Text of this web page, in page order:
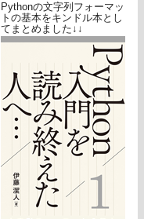
Pythonの文字列フォーマッ
トの基本をキンドル本とし
てまとめました↓↓